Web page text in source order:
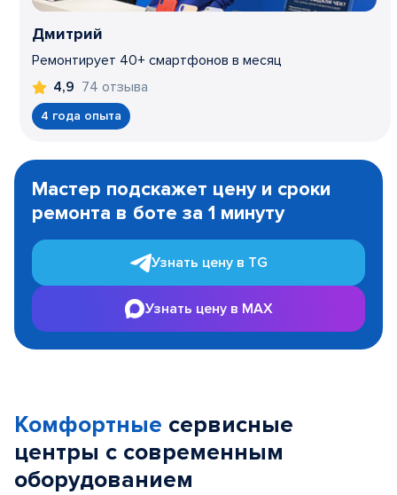
Дмитрий
Ремонтирует 40+ смартфонов в месяц
4,9 74 отзыва
4 года опыта
1
Мастер подскажет цену и сроки
ремонта в боте за 1 минуту
Узнать цену в TG
Узнать цену в MAX
Комфортные сервисные
центры с современным
оборудованием